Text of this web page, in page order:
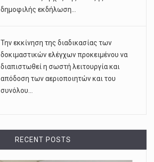
δημοφιλής εκδήλωση...
Την εκκίνηση της διαδικασίας των
δοκιμαστικών ελέγχων προκειμένου να
διαπιστωθεί η σωστή λειτουργία και
απόδοση των αεριοποιητών και του
συνόλου...
RECENT POSTS